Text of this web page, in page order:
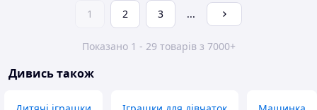
1 2 3 ...
Показано 1 - 29 товарів з 7000+
Дивись також